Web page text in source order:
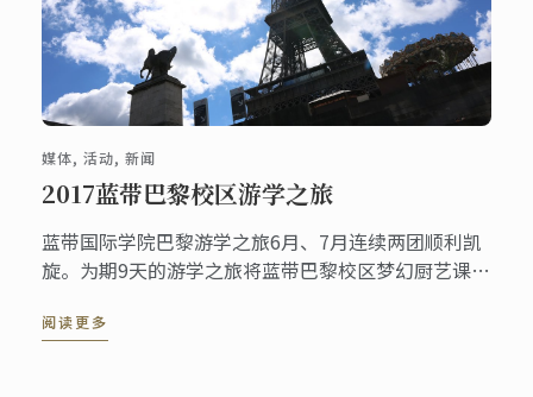
媒体, 活动, 新闻
2017蓝带巴黎校区游学之旅
蓝带国际学院巴黎游学之旅6月、7月连续两团顺利凯
旋。为期9天的游学之旅将蓝带巴黎校区梦幻厨艺课
尽。美食、文化、历史的浸润，与梦中的法兰西亲密
阅读更多